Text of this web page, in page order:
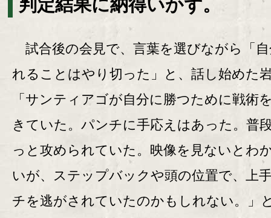
判定結果に納得いかず。
試合後の会見で、言葉を選びながら「
れることはやり切った」と、話し始めた
「サンティアゴが自分に勝つために戦術
きていた。パンチに手応えはあった。普
っと攻められていた。映像を見ないとわ
いが、ステップバックや頭の位置で、上
チを逃がされていたのかもしれない。」